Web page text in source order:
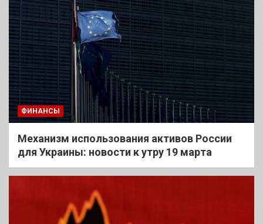
ФИНАНСЫ
Механизм использования активов России
для Украины: новости к утру 19 марта